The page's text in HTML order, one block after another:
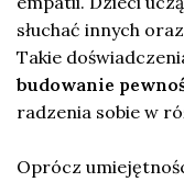
słuchać innych
Takie
budowanie
radzenia sobie w
Oprócz